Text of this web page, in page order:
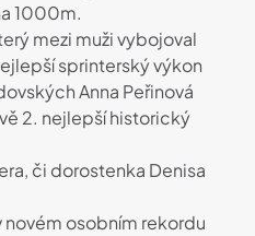
1000m.
mezi muži vybojoval
sprinterský výkon
Anna Peřinová
2. nejlepší historický
či dorostenka Denisa
novém osobním rekordu